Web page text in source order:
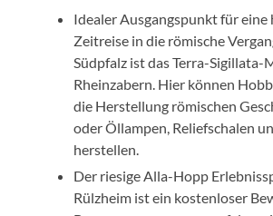
Idealer Ausgangspunkt für eine
Zeitreise in die römische
Südpfalz ist das Terra-Sigillata-
Rheinzabern. Hier können
die Herstellung römischen
oder Öllampen, Reliefschalen
herstellen.
Der riesige Alla-Hopp
Rülzheim ist ein kostenloser